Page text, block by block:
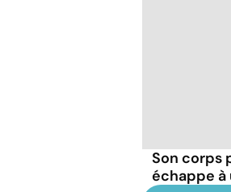
Son corps
échappe